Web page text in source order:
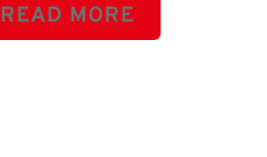
READ MORE